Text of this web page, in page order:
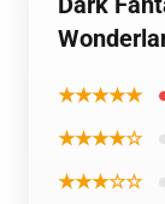
★★★★★
★★★★☆
★★★☆☆